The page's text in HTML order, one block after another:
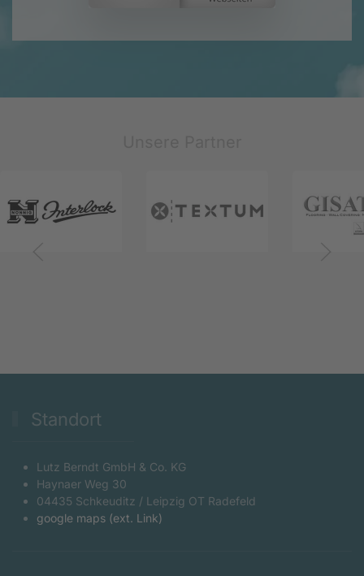
Standort
Lutz Berndt GmbH & Co. KG
Haynaer Weg 30
04435 Schkeuditz / Leipzig OT Radefeld
google maps (ext. Link)